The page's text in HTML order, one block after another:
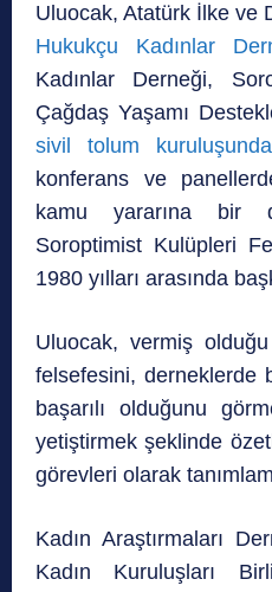
Uluocak, Atatürk İlke ve
Hukukçu Kadınlar
Kadınlar Derneği,
Çağdaş Yaşamı
sivil tolum kuruluşunda
konferans ve
kamu yararına bir
Soroptimist Kulüpleri
1980 yılları arasında
Uluocak, vermiş
felsefesini, derneklerde
başarılı olduğunu
yetiştirmek şeklinde
görevleri olarak
Kadın Araştırmaları
Kadın Kuruluşları